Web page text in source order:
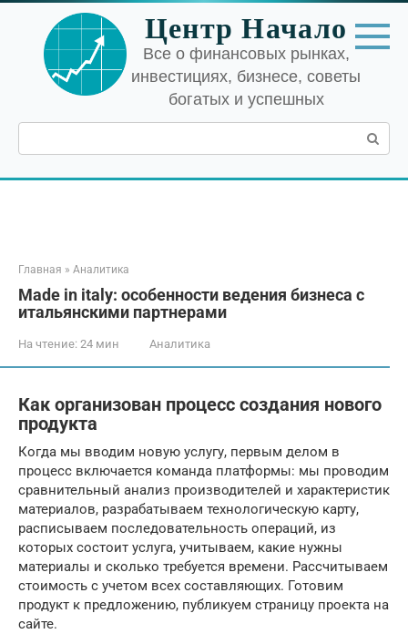
Перейти
контенту
Центр Начало
Все о финансовых рынках,
инвестициях, бизнесе, советы
богатых и успешных
Поиск:
Главная » Аналитика
Made in italy: особенности ведения бизнеса с
итальянскими партнерами
На чтение: 24 мин Аналитика
Как организован процесс создания нового
продукта
Когда мы вводим новую услугу, первым делом в
процесс включается команда платформы: мы проводим
сравнительный анализ производителей и характеристик
материалов, разрабатываем технологическую карту,
расписываем последовательность операций, из
которых состоит услуга, учитываем, какие нужны
материалы и сколько требуется времени. Рассчитываем
стоимость с учетом всех составляющих. Готовим
продукт к предложению, публикуем страницу проекта на
сайте.